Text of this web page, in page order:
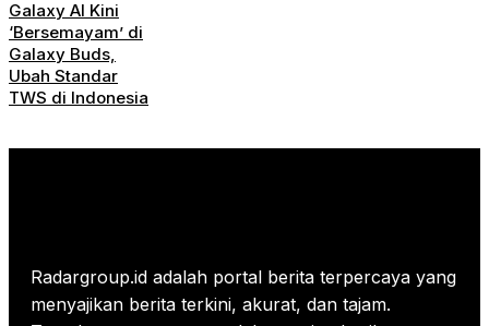
Galaxy AI Kini
‘Bersemayam’ di
Galaxy Buds,
Ubah Standar
TWS di Indonesia
Radargroup.id adalah portal berita terpercaya yang
menyajikan berita terkini, akurat, dan tajam.